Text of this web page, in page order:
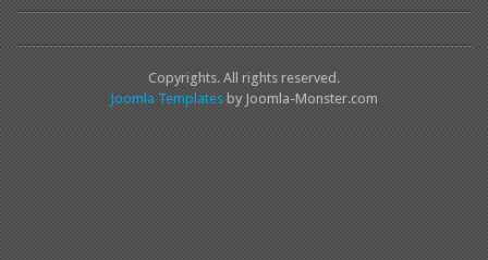
Copyrights. All rights reserved.
Joomla Templates by Joomla-Monster.com